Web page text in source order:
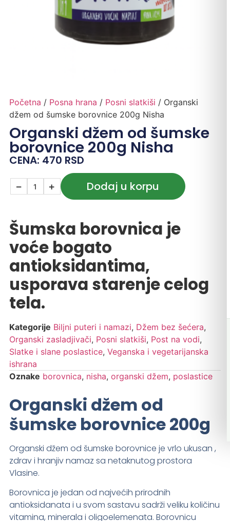
Početna / Posna hrana / Posni slatkiši / Organski
džem od šumske borovnice 200g Nisha
Organski džem od šumske
borovnice 200g Nisha
CENA: 470 RSD
− + Dodaj u korpu
Šumska borovnica je
voće bogato
antioksidantima,
usporava starenje celog
tela.
Kategorije Biljni puteri i namazi, Džem bez šećera,
Organski zasladjivači, Posni slatkiši, Post na vodi,
Slatke i slane poslastice, Veganska i vegetarijanska
ishrana
Oznake borovnica, nisha, organski džem, poslastice
Organski džem od
šumske borovnice 200g
Organski džem od šumske borovnice je vrlo ukusan ,
zdrav i hranjiv namaz sa netaknutog prostora
Vlasine.
Borovnica je jedan od najvećih prirodnih
antioksidanata i u svom sastavu sadrži veliku količinu
vitamina, minerala i oligoelemenata. Borovnicu